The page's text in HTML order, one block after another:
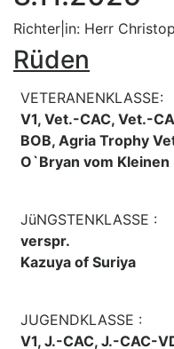
Richter|in: Herr
Rüden
VETERANENKLASSE:
V1, Vet.-CAC, Vet.-
BOB, Agria Trophy
O`Bryan vom Kleinen
JüNGSTENKLASSE :
verspr.
Kazuya of Suriya
JUGENDKLASSE :
V1, J.-CAC, J.-CAC-